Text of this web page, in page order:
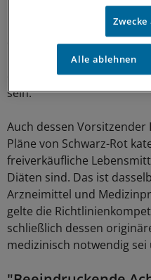
"Unsinn". Doch forderte
beim Alten bewenden zu
dringend, lassen Sie die
Gesetzgebers solle für
der Gemeinsame
sein.
Auch dessen Vorsitzender
Pläne von Schwarz-Rot
freiverkäufliche
Diäten sind. Das ist
Arzneimittel und
gelte die
schließlich dessen
medizinisch notwendig sei
Zwecke
Alle ablehnen